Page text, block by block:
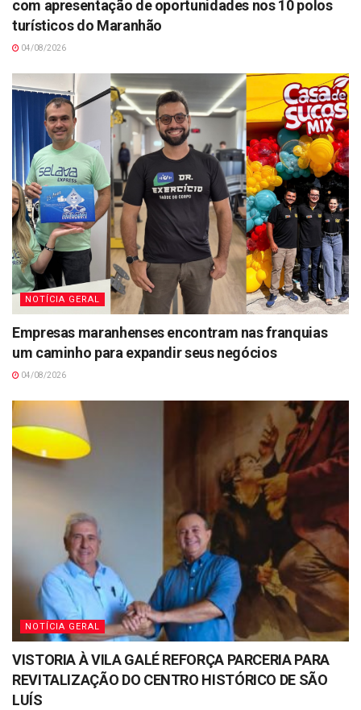
com apresentação de oportunidades nos 10 polos
turísticos do Maranhão
04/08/2026
NOTÍCIA GERAL
Empresas maranhenses encontram nas franquias
um caminho para expandir seus negócios
04/08/2026
NOTÍCIA GERAL
VISTORIA À VILA GALÉ REFORÇA PARCERIA PARA
REVITALIZAÇÃO DO CENTRO HISTÓRICO DE SÃO
LUÍS